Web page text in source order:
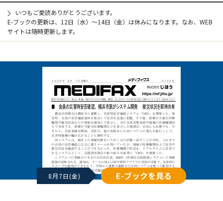
いつもご愛読ありがとうございます。
E-ブックの更新は、12日（水）～14日（金）は休みになります。なお、WEB
サイトは随時更新します。
8月7日(金) E-ブックを見る